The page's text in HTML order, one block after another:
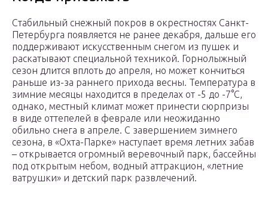
Стабильный снежный покров в окрестностях Санкт-
Петербурга появляется не ранее декабря, дальше его
поддерживают искусственным снегом из пушек и
раскатывают специальной техникой. Горнолыжный
сезон длится вплоть до апреля, но может кончиться
раньше из-за раннего прихода весны. Температура в
зимние месяцы находится в пределах от -5 до -7°C,
однако, местный климат может принести сюрпризы
в виде оттепелей в феврале или неожиданно
обильно снега в апреле. С завершением зимнего
сезона, в «Охта-Парке» наступает время летних забав
– открывается огромный веревочный парк, бассейны
под открытым небом, водный аттракцион, «летние
ватрушки» и детский парк развлечений.